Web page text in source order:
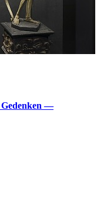
Gedenken —